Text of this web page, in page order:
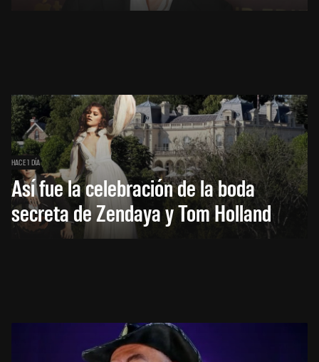
HACE 1 DÍA
Así fue la celebración de la boda
secreta de Zendaya y Tom Holland